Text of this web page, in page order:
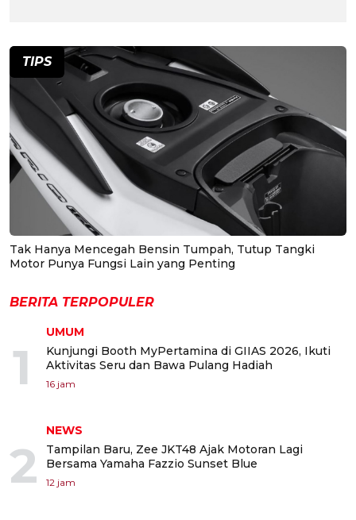
TIPS
Tak Hanya Mencegah Bensin Tumpah, Tutup Tangki
Motor Punya Fungsi Lain yang Penting
BERITA TERPOPULER
1
UMUM
Kunjungi Booth MyPertamina di GIIAS 2026, Ikuti
Aktivitas Seru dan Bawa Pulang Hadiah
16 jam
2
NEWS
Tampilan Baru, Zee JKT48 Ajak Motoran Lagi
Bersama Yamaha Fazzio Sunset Blue
12 jam